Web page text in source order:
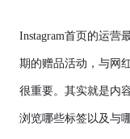
Instagram首页的运营
期的赠品活动，与网
很重要。其实就是内
浏览哪些标签以及与